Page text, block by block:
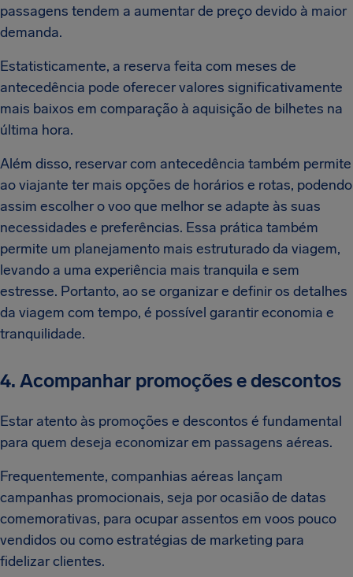
passagens tendem a aumentar de preço devido à maior
demanda.
Estatisticamente, a reserva feita com meses de
antecedência pode oferecer valores significativamente
mais baixos em comparação à aquisição de bilhetes na
última hora.
Além disso, reservar com antecedência também permite
ao viajante ter mais opções de horários e rotas, podendo
assim escolher o voo que melhor se adapte às suas
necessidades e preferências. Essa prática também
permite um planejamento mais estruturado da viagem,
levando a uma experiência mais tranquila e sem
estresse. Portanto, ao se organizar e definir os detalhes
da viagem com tempo, é possível garantir economia e
tranquilidade.
4. Acompanhar promoções e descontos
Estar atento às promoções e descontos é fundamental
para quem deseja economizar em passagens aéreas.
Frequentemente, companhias aéreas lançam
campanhas promocionais, seja por ocasião de datas
comemorativas, para ocupar assentos em voos pouco
vendidos ou como estratégias de marketing para
fidelizar clientes.